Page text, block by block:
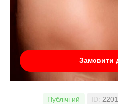
Замовити
Публічний ID: